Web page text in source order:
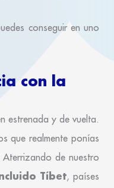
conseguir en uno
con la
estrenada y de vuelta.
que realmente ponías
de nuestro
Tíbet, países